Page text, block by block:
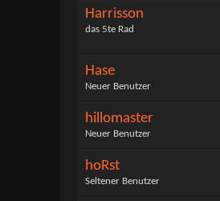
Harrisson
das 5te Rad
Hase
Neuer Benutzer
hillomaster
Neuer Benutzer
hoRst
Seltener Benutzer